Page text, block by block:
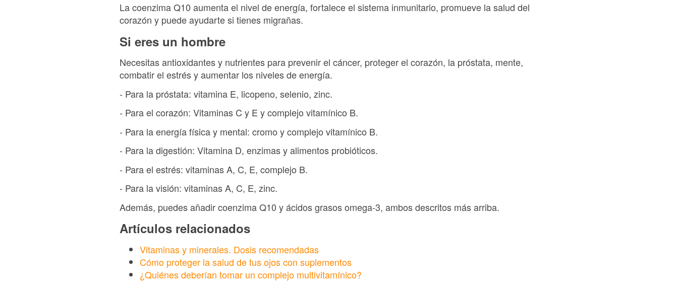
La coenzima Q10 aumenta el nivel de energía, fortalece el sistema inmunitario, promueve la salud del
corazón y puede ayudarte si tienes migrañas.
Si eres un hombre
Necesitas antioxidantes y nutrientes para prevenir el cáncer, proteger el corazón, la próstata, mente,
combatir el estrés y aumentar los niveles de energía.
- Para la próstata: vitamina E, licopeno, selenio, zinc.
- Para el corazón: Vitaminas C y E y complejo vitamínico B.
- Para la energía física y mental: cromo y complejo vitamínico B.
- Para la digestión: Vitamina D, enzimas y alimentos probióticos.
- Para el estrés: vitaminas A, C, E, complejo B.
- Para la visión: vitaminas A, C, E, zinc.
Además, puedes añadir coenzima Q10 y ácidos grasos omega-3, ambos descritos más arriba.
Artículos relacionados
Vitaminas y minerales. Dosis recomendadas
Cómo proteger la salud de tus ojos con suplementos
¿Quiénes deberían tomar un complejo multivitamínico?